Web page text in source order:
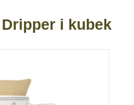
i kubek